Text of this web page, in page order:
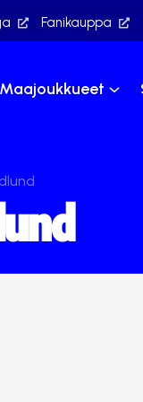
Fanikauppa
Maajoukkueet